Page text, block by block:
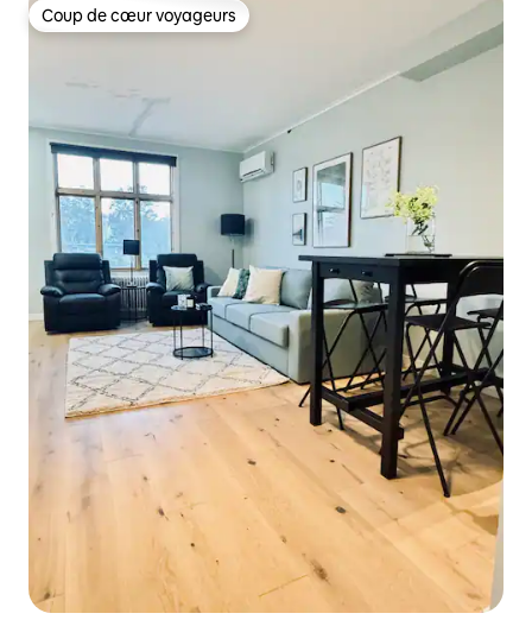
Coup de cœur voyageurs
Coup de cœur voyageurs